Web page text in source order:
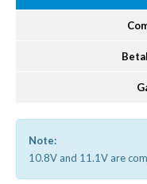
Note:
10.8V and 11.1V are